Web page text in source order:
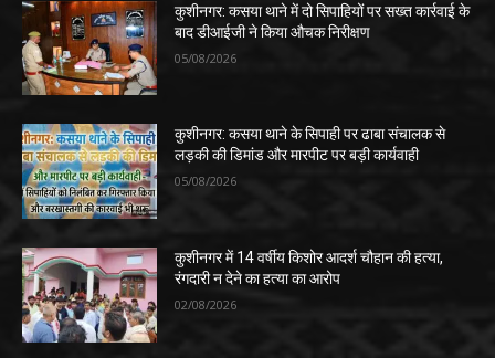
कुशीनगर: कसया थाने में दो सिपाहियों पर सख्त कार्रवाई के
बाद डीआईजी ने किया औचक निरीक्षण
05/08/2026
कुशीनगर: कसया थाने के सिपाही पर ढाबा संचालक से
लड़की की डिमांड और मारपीट पर बड़ी कार्यवाही
05/08/2026
कुशीनगर में 14 वर्षीय किशोर आदर्श चौहान की हत्या,
रंगदारी न देने का हत्या का आरोप
02/08/2026